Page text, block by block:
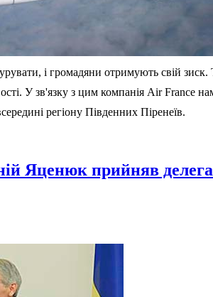
і громадяни отримують свій зиск.
У зв'язку з цим компанія Air France
регіону Південних Піренеїв.
Яценюк прийняв